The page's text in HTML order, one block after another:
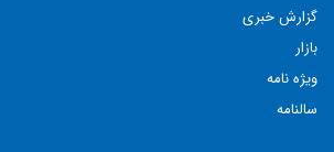
گزارش خبری
بازار
ویژه نامه
سالنامه